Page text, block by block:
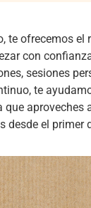
te ofrecemos el
con
sesiones
te
que aproveches
desde el primer